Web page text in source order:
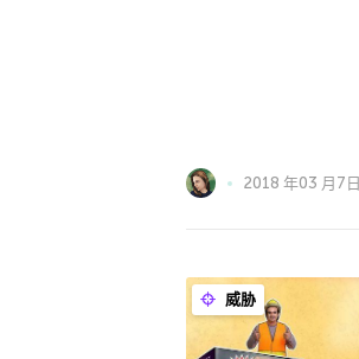
2018 年03 月7日
威胁